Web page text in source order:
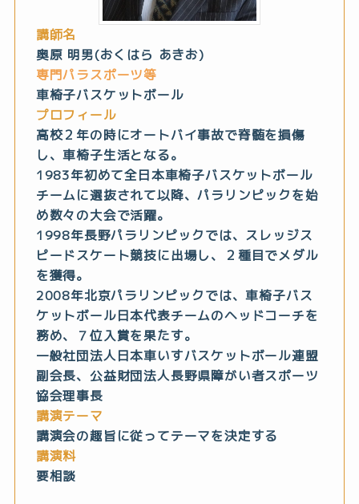
講師名
奥原 明男(おくはら あきお)
専門パラスポーツ等
車椅子バスケットボール
プロフィール
高校２年の時にオートバイ事故で脊髄を損傷
し、車椅子生活となる。
1983年初めて全日本車椅子バスケットボール
チームに選抜されて以降、パラリンピックを始
め数々の大会で活躍。
1998年長野パラリンピックでは、スレッジス
ピードスケート競技に出場し、２種目でメダル
を獲得。
2008年北京パラリンピックでは、車椅子バス
ケットボール日本代表チームのヘッドコーチを
務め、７位入賞を果たす。
一般社団法人日本車いすバスケットボール連盟
副会長、公益財団法人長野県障がい者スポーツ
協会理事長
講演テーマ
講演会の趣旨に従ってテーマを決定する
講演料
要相談